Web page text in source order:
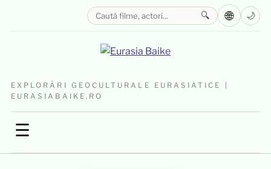
EXPLORĂRI GEOCULTURALE EURASIATICE |
EURASIABAIKE.RO
☰
🔍 🌐 🌙